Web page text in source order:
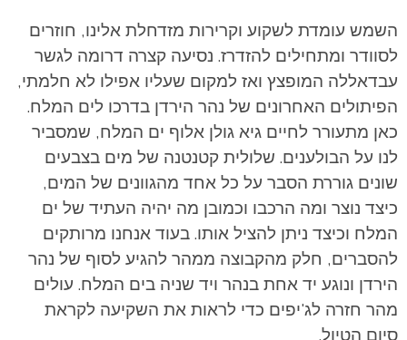
השמש עומדת לשקוע וקרירות מזדחלת אלינו, חוזרים
לסוודר ומתחילים להזדרז. נסיעה קצרה דרומה לגשר
עבדאללה המופצץ ואז למקום שעליו אפילו לא חלמתי,
הפיתולים האחרונים של נהר הירדן בדרכו לים המלח.
כאן מתעורר לחיים גיא גולן אלוף ים המלח, שמסביר
לנו על הבולענים. שלולית קטנטנה של מים בצבעים
שונים גוררת הסבר על כל אחד מהגוונים של המים,
כיצד נוצר ומה הרכבו וכמובן מה יהיה העתיד של ים
המלח וכיצד ניתן להציל אותו. בעוד אנחנו מרותקים
להסברים, חלק מהקבוצה ממהר להגיע לסוף של נהר
הירדן ונוגע יד אחת בנהר ויד שניה בים המלח. עולים
מהר חזרה לג'יפים כדי לראות את השקיעה לקראת
סיום הטיול.